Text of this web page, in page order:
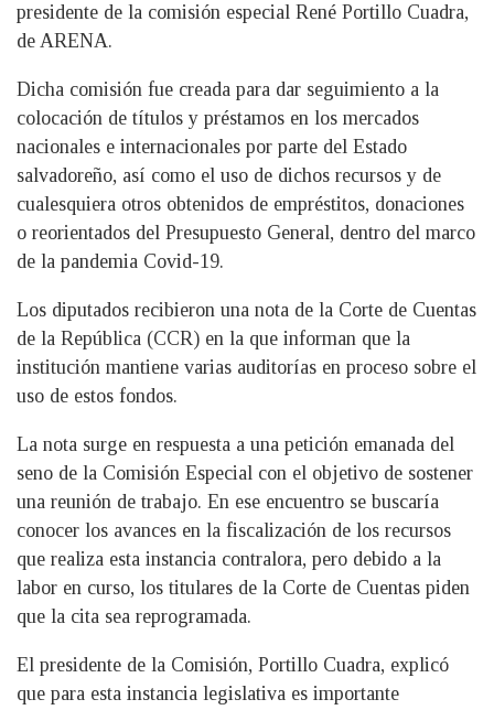
presidente de la comisión especial René Portillo Cuadra,
de ARENA.
Dicha comisión fue creada para dar seguimiento a la
colocación de títulos y préstamos en los mercados
nacionales e internacionales por parte del Estado
salvadoreño, así como el uso de dichos recursos y de
cualesquiera otros obtenidos de empréstitos, donaciones
o reorientados del Presupuesto General, dentro del marco
de la pandemia Covid-19.
Los diputados recibieron una nota de la Corte de Cuentas
de la República (CCR) en la que informan que la
institución mantiene varias auditorías en proceso sobre el
uso de estos fondos.
La nota surge en respuesta a una petición emanada del
seno de la Comisión Especial con el objetivo de sostener
una reunión de trabajo. En ese encuentro se buscaría
conocer los avances en la fiscalización de los recursos
que realiza esta instancia contralora, pero debido a la
labor en curso, los titulares de la Corte de Cuentas piden
que la cita sea reprogramada.
El presidente de la Comisión, Portillo Cuadra, explicó
que para esta instancia legislativa es importante